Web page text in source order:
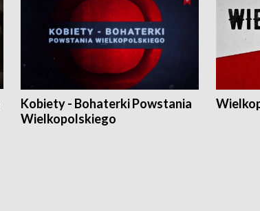
Kobiety - Bohaterki Powstania
Wielkopolskiego